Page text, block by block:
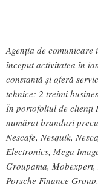
Agenția de comunicare
început activitatea în
constantă și oferă
tehnice: 2 treimi
În portofoliul de clienți
numărat branduri
Nescafe, Nesquik,
Electronics, Mega
Groupama,
Porsche Finance